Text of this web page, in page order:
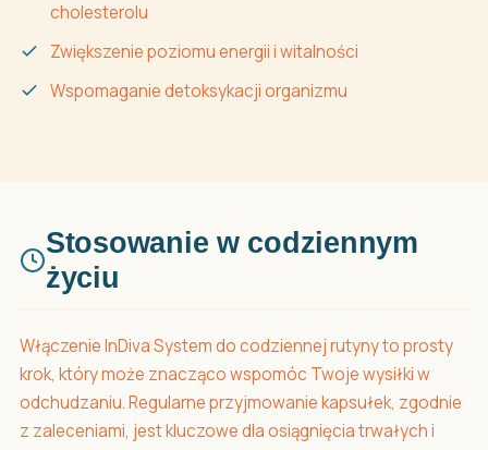
cholesterolu
Zwiększenie poziomu energii i witalności
Wspomaganie detoksykacji organizmu
Stosowanie w codziennym
życiu
Włączenie InDiva System do codziennej rutyny to prosty
krok, który może znacząco wspomóc Twoje wysiłki w
odchudzaniu. Regularne przyjmowanie kapsułek, zgodnie
z zaleceniami, jest kluczowe dla osiągnięcia trwałych i